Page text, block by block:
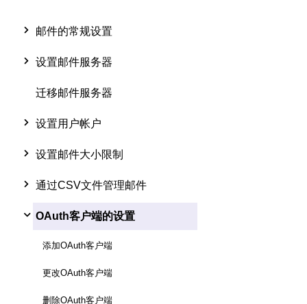
邮件的常规设置
设置邮件服务器
迁移邮件服务器
设置用户帐户
设置邮件大小限制
通过CSV文件管理邮件
OAuth客户端的设置
添加OAuth客户端
更改OAuth客户端
删除OAuth客户端